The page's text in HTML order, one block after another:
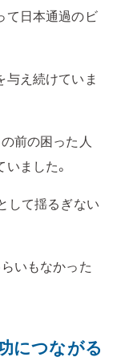
て日本通過のビ
え続けていま
前の困った人
ました。
して揺るぎない
いもなかった
につながる